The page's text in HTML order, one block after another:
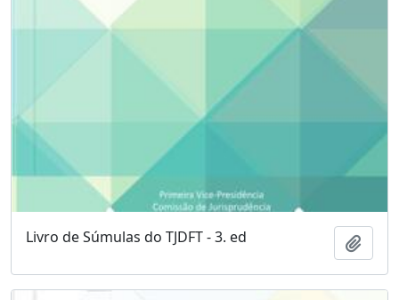
Livro de Súmulas do TJDFT - 3. ed